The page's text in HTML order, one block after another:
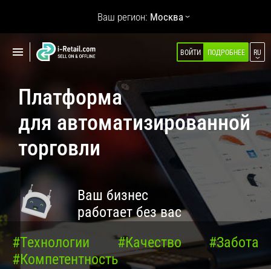
Ваш регион: Москва
Показать
навигацию
ВОЙТИ ПОДРОБНЕЕ RU
навигацию
О КОМПАНИИ
САМООБСЛУЖИВАНИЕ
Робокиоск (ХИТ)
Вендинг
Мульти корнеры
Микромаркет
Кофейни для бизнеса (НОВОЕ)
Касса самообслуживания
Умная витрина
Платформа
для автоматизированной
торговли
Ваш бизнес
работает без вас
#Технологии
#Качество
#Забота
#Компетентность